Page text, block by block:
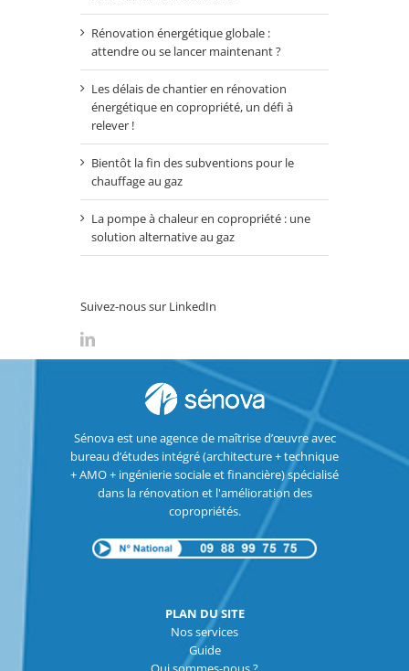
Rénovation énergétique globale :
attendre ou se lancer maintenant ?
Les délais de chantier en rénovation
énergétique en copropriété, un défi à
relever !
Bientôt la fin des subventions pour le
chauffage au gaz
La pompe à chaleur en copropriété : une
solution alternative au gaz
Suivez-nous sur LinkedIn
Sénova est une agence de maîtrise d’œuvre avec
bureau d’études intégré (architecture + technique
+ AMO + ingénierie sociale et financière) spécialisé
dans la rénovation et l'amélioration des
copropriétés.
PLAN DU SITE
Nos services
Guide